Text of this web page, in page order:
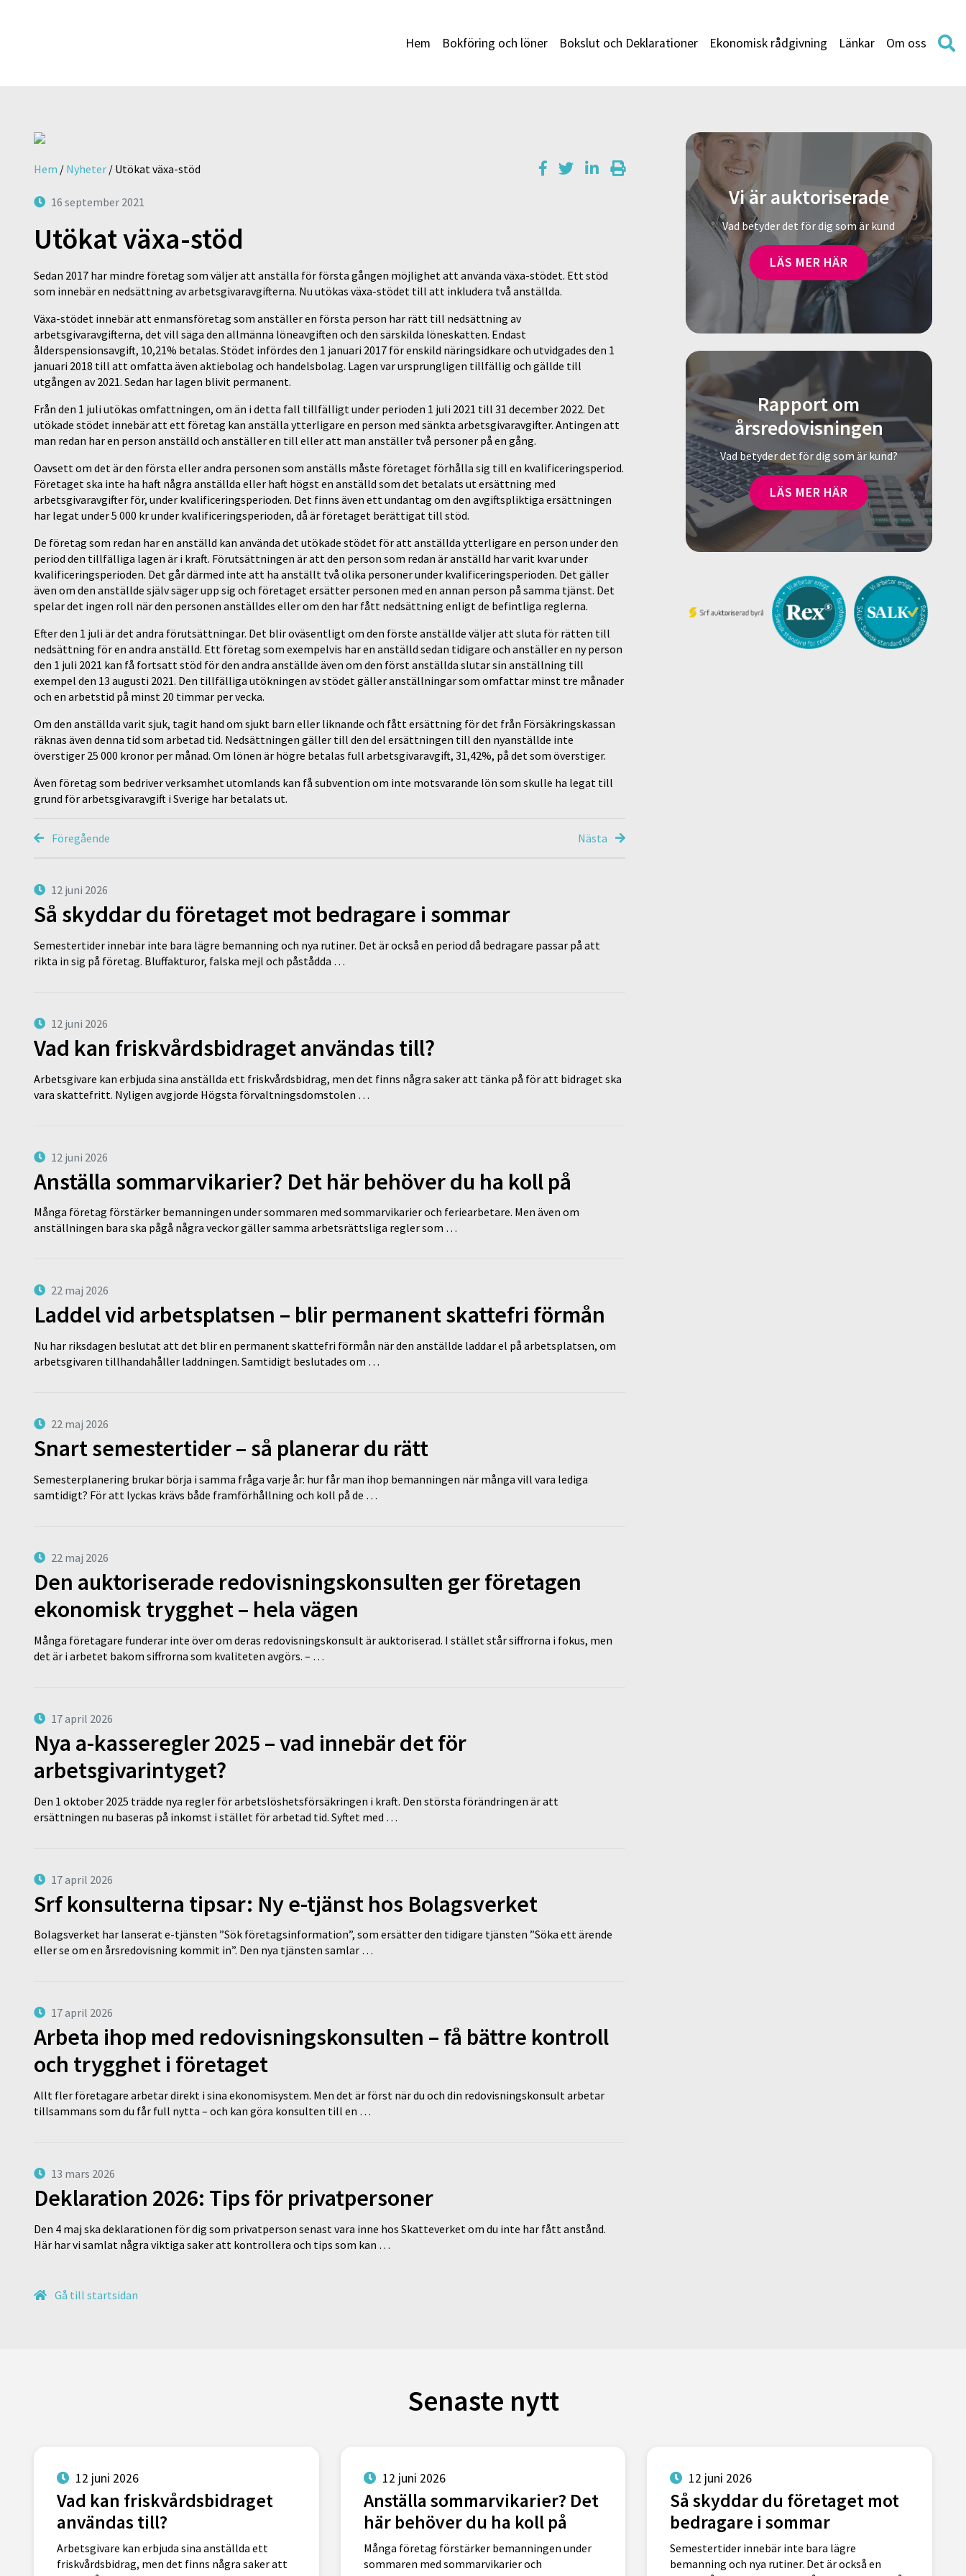
Hem Bokföring och löner Bokslut och Deklarationer Ekonomisk rådgivning Länkar Om oss
Hem / Nyheter / Utökat växa-stöd
16 september 2021
Utökat växa-stöd
Sedan 2017 har mindre företag som väljer att anställa för första gången möjlighet att använda växa-stödet. Ett stöd
som innebär en nedsättning av arbetsgivaravgifterna. Nu utökas växa-stödet till att inkludera två anställda.
Växa-stödet innebär att enmansföretag som anställer en första person har rätt till nedsättning av
arbetsgivaravgifterna, det vill säga den allmänna löneavgiften och den särskilda löneskatten. Endast
ålderspensionsavgift, 10,21% betalas. Stödet infördes den 1 januari 2017 för enskild näringsidkare och utvidgades den 1
januari 2018 till att omfatta även aktiebolag och handelsbolag. Lagen var ursprungligen tillfällig och gällde till
utgången av 2021. Sedan har lagen blivit permanent.
Från den 1 juli utökas omfattningen, om än i detta fall tillfälligt under perioden 1 juli 2021 till 31 december 2022. Det
utökade stödet innebär att ett företag kan anställa ytterligare en person med sänkta arbetsgivaravgifter. Antingen att
man redan har en person anställd och anställer en till eller att man anställer två personer på en gång.
Oavsett om det är den första eller andra personen som anställs måste företaget förhålla sig till en kvalificeringsperiod.
Företaget ska inte ha haft några anställda eller haft högst en anställd som det betalats ut ersättning med
arbetsgivaravgifter för, under kvalificeringsperioden. Det finns även ett undantag om den avgiftspliktiga ersättningen
har legat under 5 000 kr under kvalificeringsperioden, då är företaget berättigat till stöd.
De företag som redan har en anställd kan använda det utökade stödet för att anställda ytterligare en person under den
period den tillfälliga lagen är i kraft. Förutsättningen är att den person som redan är anställd har varit kvar under
kvalificeringsperioden. Det går därmed inte att ha anställt två olika personer under kvalificeringsperioden. Det gäller
även om den anställde själv säger upp sig och företaget ersätter personen med en annan person på samma tjänst. Det
spelar det ingen roll när den personen anställdes eller om den har fått nedsättning enligt de befintliga reglerna.
Efter den 1 juli är det andra förutsättningar. Det blir oväsentligt om den förste anställde väljer att sluta för rätten till
nedsättning för en andra anställd. Ett företag som exempelvis har en anställd sedan tidigare och anställer en ny person
den 1 juli 2021 kan få fortsatt stöd för den andra anställde även om den först anställda slutar sin anställning till
exempel den 13 augusti 2021. Den tillfälliga utökningen av stödet gäller anställningar som omfattar minst tre månader
och en arbetstid på minst 20 timmar per vecka.
Om den anställda varit sjuk, tagit hand om sjukt barn eller liknande och fått ersättning för det från Försäkringskassan
räknas även denna tid som arbetad tid. Nedsättningen gäller till den del ersättningen till den nyanställde inte
överstiger 25 000 kronor per månad. Om lönen är högre betalas full arbetsgivaravgift, 31,42%, på det som överstiger.
Även företag som bedriver verksamhet utomlands kan få subvention om inte motsvarande lön som skulle ha legat till
grund för arbetsgivaravgift i Sverige har betalats ut.
Föregående Nästa
12 juni 2026
Så skyddar du företaget mot bedragare i sommar
Semestertider innebär inte bara lägre bemanning och nya rutiner. Det är också en period då bedragare passar på att
rikta in sig på företag. Bluffakturor, falska mejl och påstådda …
12 juni 2026
Vad kan friskvårdsbidraget användas till?
Arbetsgivare kan erbjuda sina anställda ett friskvårdsbidrag, men det finns några saker att tänka på för att bidraget ska
vara skattefritt. Nyligen avgjorde Högsta förvaltningsdomstolen …
12 juni 2026
Anställa sommarvikarier? Det här behöver du ha koll på
Många företag förstärker bemanningen under sommaren med sommarvikarier och feriearbetare. Men även om
anställningen bara ska pågå några veckor gäller samma arbetsrättsliga regler som …
22 maj 2026
Laddel vid arbetsplatsen – blir permanent skattefri förmån
Nu har riksdagen beslutat att det blir en permanent skattefri förmån när den anställde laddar el på arbetsplatsen, om
arbetsgivaren tillhandahåller laddningen. Samtidigt beslutades om …
22 maj 2026
Snart semestertider – så planerar du rätt
Semesterplanering brukar börja i samma fråga varje år: hur får man ihop bemanningen när många vill vara lediga
samtidigt? För att lyckas krävs både framförhållning och koll på de …
22 maj 2026
Den auktoriserade redovisningskonsulten ger företagen
ekonomisk trygghet – hela vägen
Många företagare funderar inte över om deras redovisningskonsult är auktoriserad. I stället står siffrorna i fokus, men
det är i arbetet bakom siffrorna som kvaliteten avgörs. – …
17 april 2026
Nya a-kasseregler 2025 – vad innebär det för
arbetsgivarintyget?
Den 1 oktober 2025 trädde nya regler för arbetslöshetsförsäkringen i kraft. Den största förändringen är att
ersättningen nu baseras på inkomst i stället för arbetad tid. Syftet med …
17 april 2026
Srf konsulterna tipsar: Ny e-tjänst hos Bolagsverket
Bolagsverket har lanserat e-tjänsten ”Sök företagsinformation”, som ersätter den tidigare tjänsten ”Söka ett ärende
eller se om en årsredovisning kommit in”. Den nya tjänsten samlar …
17 april 2026
Arbeta ihop med redovisningskonsulten – få bättre kontroll
och trygghet i företaget
Allt fler företagare arbetar direkt i sina ekonomisystem. Men det är först när du och din redovisningskonsult arbetar
tillsammans som du får full nytta – och kan göra konsulten till en …
13 mars 2026
Deklaration 2026: Tips för privatpersoner
Den 4 maj ska deklarationen för dig som privatperson senast vara inne hos Skatteverket om du inte har fått anstånd.
Här har vi samlat några viktiga saker att kontrollera och tips som kan …
Gå till startsidan
Vi är auktoriserade
Vad betyder det för dig som är kund
LÄS MER HÄR
Rapport om
årsredovisningen
Vad betyder det för dig som är kund?
LÄS MER HÄR
Senaste nytt
12 juni 2026
Vad kan friskvårdsbidraget
användas till?
Arbetsgivare kan erbjuda sina anställda ett
friskvårdsbidrag, men det finns några saker att
12 juni 2026
Anställa sommarvikarier? Det
här behöver du ha koll på
Många företag förstärker bemanningen under
sommaren med sommarvikarier och
12 juni 2026
Så skyddar du företaget mot
bedragare i sommar
Semestertider innebär inte bara lägre
bemanning och nya rutiner. Det är också en